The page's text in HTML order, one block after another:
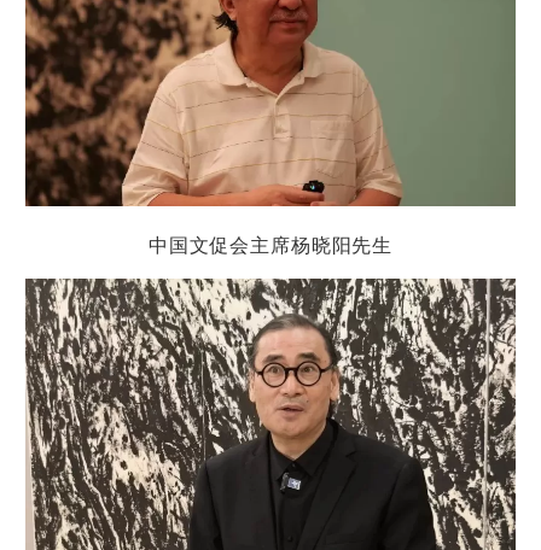
中国文促会主席杨晓阳先生